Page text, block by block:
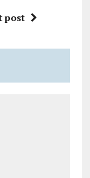
post